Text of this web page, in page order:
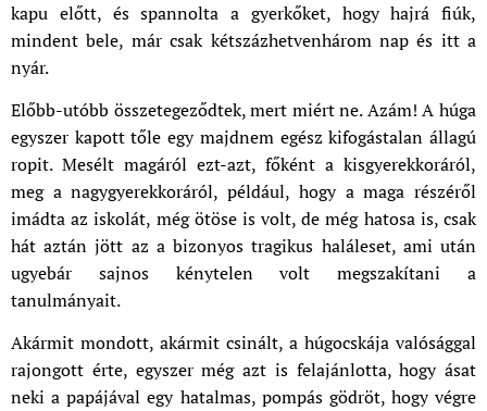
kapu előtt, és spannolta a gyerkőket, hogy hajrá fiúk,
mindent bele, már csak kétszázhetvenhárom nap és itt a
nyár.
Előbb-utóbb összetegeződtek, mert miért ne. Azám! A húga
egyszer kapott tőle egy majdnem egész kifogástalan állagú
ropit. Mesélt magáról ezt-azt, főként a kisgyerekkoráról,
meg a nagygyerekkoráról, például, hogy a maga részéről
imádta az iskolát, még ötöse is volt, de még hatosa is, csak
hát aztán jött az a bizonyos tragikus haláleset, ami után
ugyebár sajnos kénytelen volt megszakítani a
tanulmányait.
Akármit mondott, akármit csinált, a húgocskája valósággal
rajongott érte, egyszer még azt is felajánlotta, hogy ásat
neki a papájával egy hatalmas, pompás gödröt, hogy végre